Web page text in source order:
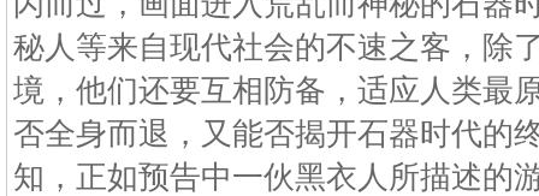
秘人等来自现代社会的不速之客，除
境，他们还要互相防备，适应人类最
否全身而退，又能否揭开石器时代的
知，正如预告中一伙黑衣人所描述的